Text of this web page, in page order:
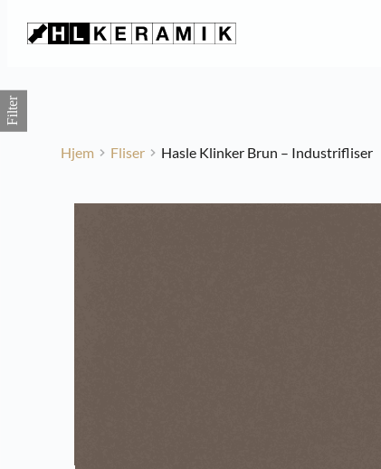
indhold
Hjem Fliser Hasle Klinker Brun – Industrifliser
Filter